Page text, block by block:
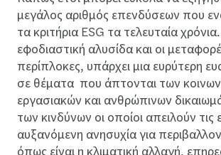
μεγάλος αριθμός επενδύσεων που
τα κριτήρια ESG τα τελευταία
εφοδιαστική αλυσίδα και οι
περίπλοκες, υπάρχει μια ευρύτερη
σε θέματα που άπτονται των
εργασιακών και ανθρώπινων
των κινδύνων οι οποίοι απειλούν τις
αυξανόμενη ανησυχία για